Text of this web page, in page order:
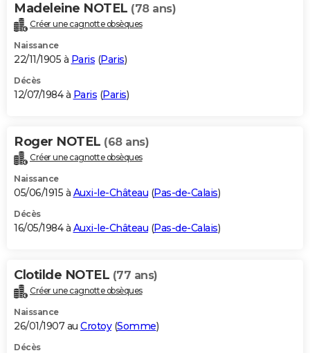
Madeleine NOTEL (78 ans)
Créer une cagnotte obsèques
Naissance
22/11/1905 à Paris (Paris)
Décès
12/07/1984 à Paris (Paris)
Roger NOTEL (68 ans)
Créer une cagnotte obsèques
Naissance
05/06/1915 à Auxi-le-Château (Pas-de-Calais)
Décès
16/05/1984 à Auxi-le-Château (Pas-de-Calais)
Clotilde NOTEL (77 ans)
Créer une cagnotte obsèques
Naissance
26/01/1907 au Crotoy(Somme)
Décès